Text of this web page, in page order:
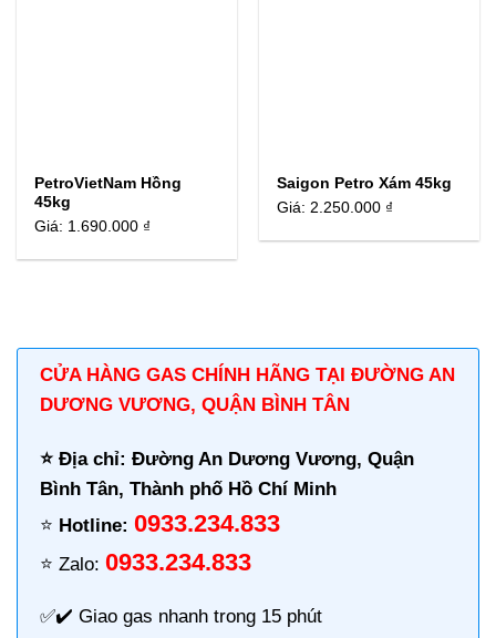
PetroVietNam Hồng
45kg
Giá: 1.690.000 ₫
Saigon Petro Xám 45kg
Giá: 2.250.000 ₫
CỬA HÀNG GAS CHÍNH HÃNG TẠI ĐƯỜNG AN
DƯƠNG VƯƠNG, QUẬN BÌNH TÂN
⭐️ Địa chỉ: Đường An Dương Vương, Quận
Bình Tân, Thành phố Hồ Chí Minh
⭐️ Hotline: 0933.234.833
⭐️ Zalo: 0933.234.833
✅✔️ Giao gas nhanh trong 15 phút